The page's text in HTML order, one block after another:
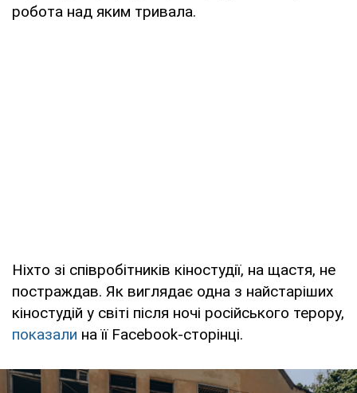
робота над яким тривала.
Ніхто зі співробітників кіностудії, на щастя, не
постраждав. Як виглядає одна з найстаріших
кіностудій у світі після ночі російського терору,
показали на її Facebook-сторінці.